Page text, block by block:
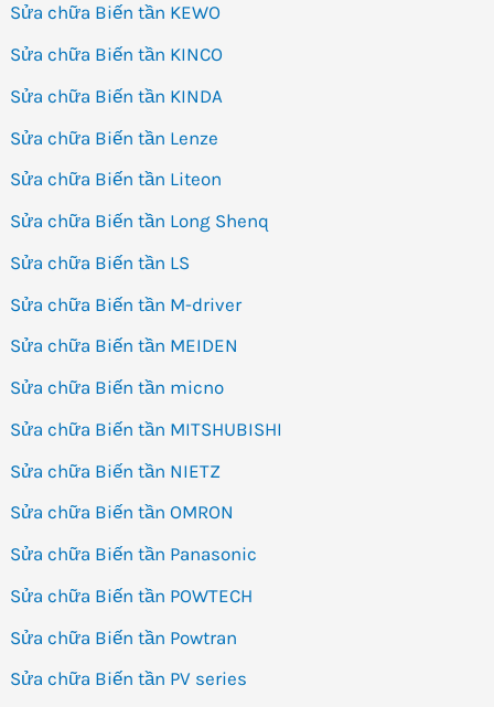
Sửa chữa Biến tần KEWO
Sửa chữa Biến tần KINCO
Sửa chữa Biến tần KINDA
Sửa chữa Biến tần Lenze
Sửa chữa Biến tần Liteon
Sửa chữa Biến tần Long Shenq
Sửa chữa Biến tần LS
Sửa chữa Biến tần M-driver
Sửa chữa Biến tần MEIDEN
Sửa chữa Biến tần micno
Sửa chữa Biến tần MITSHUBISHI
Sửa chữa Biến tần NIETZ
Sửa chữa Biến tần OMRON
Sửa chữa Biến tần Panasonic
Sửa chữa Biến tần POWTECH
Sửa chữa Biến tần Powtran
Sửa chữa Biến tần PV series